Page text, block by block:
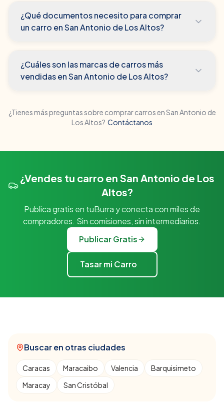
¿Qué documentos necesito para comprar
un carro en San Antonio de Los Altos?
¿Cuáles son las marcas de carros más
vendidas en San Antonio de Los Altos?
¿Tienes más preguntas sobre comprar carros enSan Antonio de
Los Altos? Contáctanos
¿Vendes tu carro en San Antonio de Los
Altos?
Publica gratis en tuBurra y conecta con miles de
compradores. Sin comisiones, sin intermediarios.
Publicar Gratis
Tasar mi Carro
Buscar en otras ciudades
Caracas Maracaibo Valencia
Barquisimeto
Maracay
San Cristóbal